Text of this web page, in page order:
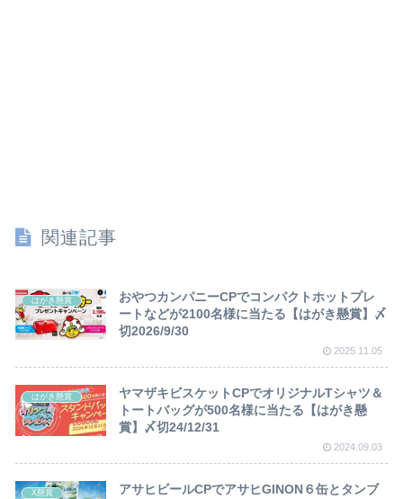
関連記事
はがき懸賞
おやつカンパニーCPでコンパクトホットプレ
ートなどが2100名様に当たる【はがき懸賞】〆
切2026/9/30
2025.11.05
はがき懸賞
ヤマザキビスケットCPでオリジナルTシャツ＆
トートバッグが500名様に当たる【はがき懸
賞】〆切24/12/31
2024.09.03
X懸賞
アサヒビールCPでアサヒGINON６缶とタンブ